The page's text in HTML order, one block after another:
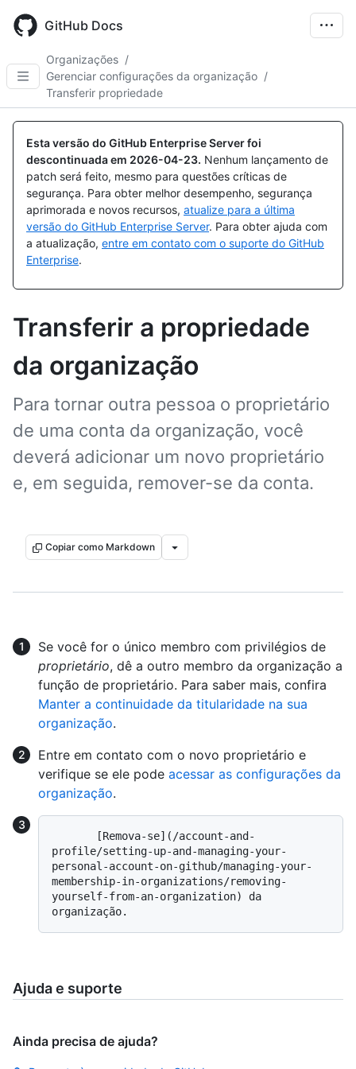
main
GitHub Docs
Organizações /
Gerenciar configurações da organização /
Transferir propriedade
Esta versão do GitHub Enterprise Server foi
descontinuada em 2026-04-23. Nenhum lançamento de
patch será feito, mesmo para questões críticas de
segurança. Para obter melhor desempenho, segurança
aprimorada e novos recursos, atualize para a última
versão do GitHub Enterprise Server. Para obter ajuda com
a atualização, entre em contato com o suporte do GitHub
Enterprise.
Transferir a propriedade
da organização
Para tornar outra pessoa o proprietário
de uma conta da organização, você
deverá adicionar um novo proprietário
e, em seguida, remover-se da conta.
Copiar como Markdown
Se você for o único membro com privilégios de
proprietário, dê a outro membro da organização a
função de proprietário. Para saber mais, confira
Manter a continuidade da titularidade na sua
organização.
Entre em contato com o novo proprietário e
verifique se ele pode acessar as configurações da
organização.
profile/setting-up-and-managing-your-
personal-account-on-github/managing-your-
membership-in-organizations/removing-
yourself-from-an-organization) da
Ajuda e suporte
Ainda precisa de ajuda?